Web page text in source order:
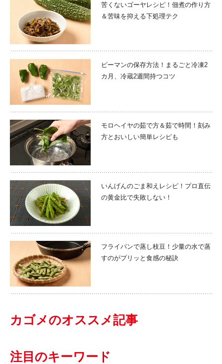
苦くないゴーヤレシピ！佃煮の作り方
＆苦味を抑える下処理テク
ピーマンの保存方法！まるごと冷凍2
カ月、冷蔵2週間持つコツ
モロヘイヤの茹で方＆茹で時間！刻み
方とおいしい簡単レシピも
いんげんのごま和えレシピ！プロ直伝
の黄金比で失敗しない！
フライパンで蒸し枝豆！少量の水で蒸
すのがプリッと食感の秘訣
カゴメのオススメ記事
注目のキーワード